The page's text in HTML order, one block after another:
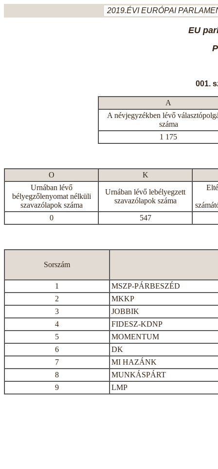
2019.ÉVI EURÓPAI
EU
001.
A
A névjegyzékben lévő
száma
1 175
O
K
Urnában lévő
bélyegzőlenyomat nélküli
szavazólapok száma
Urnában lévő lebélyegzett
szavazólapok száma
0
547
Sorszám
1
MSZP-PÁRBESZÉD
2
MKKP
3
JOBBIK
4
FIDESZ-KDNP
5
MOMENTUM
6
DK
7
MI HAZÁNK
8
MUNKÁSPÁRT
9
LMP